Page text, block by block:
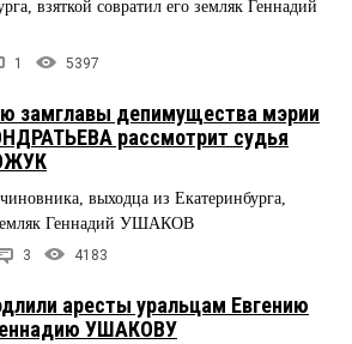
взяткой совратил его земляк Геннадий
1 5397
замглавы депимущества мэрии
рассмотрит судья
выходца из Екатеринбурга,
земляк Геннадий УШАКОВ
3 4183
аресты уральцам Евгению
УШАКОВУ